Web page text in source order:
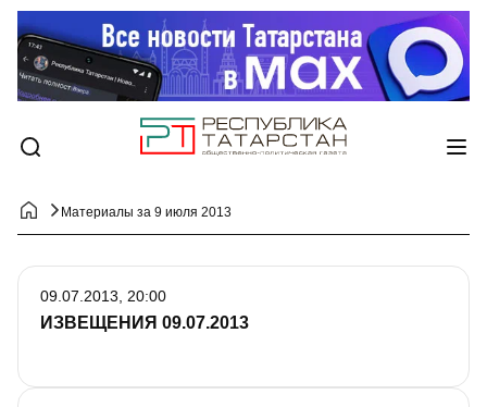
Материалы за 9 июля 2013
ИЗВЕЩЕНИЯ 09.07.2013
09.07.2013, 20:00